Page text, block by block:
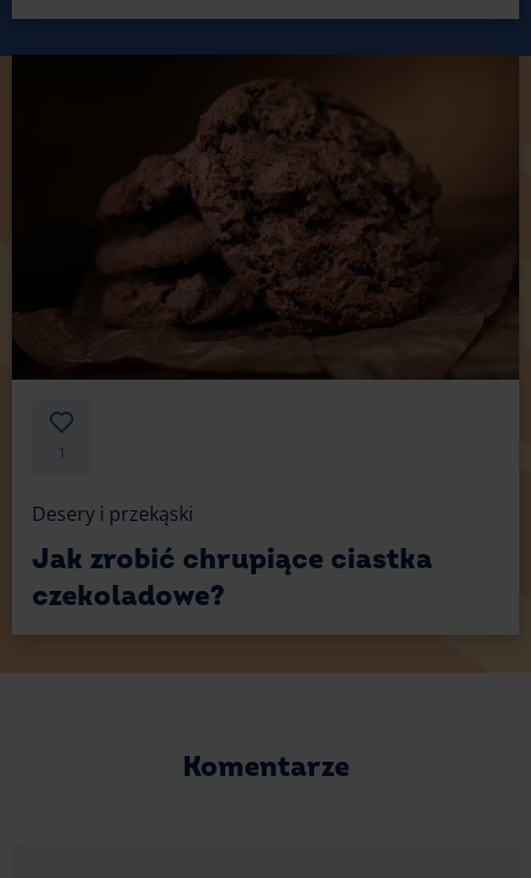
1
Desery i przekąski
Jak zrobić chrupiące ciastka
czekoladowe?
Komentarze